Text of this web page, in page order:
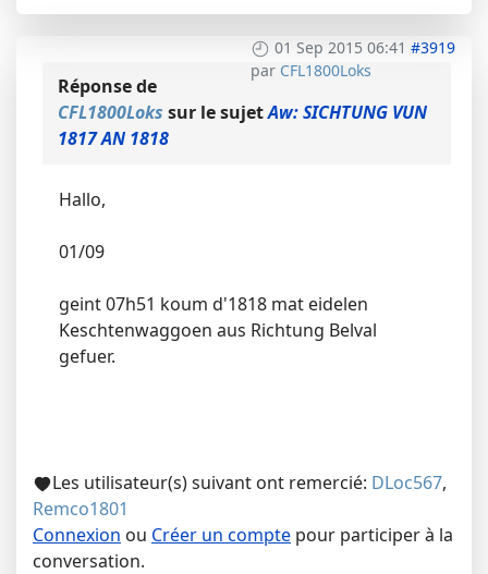
01 Sep 2015 06:41 #3919
par CFL1800Loks
Réponse de
CFL1800Loks sur le sujetAw: SICHTUNG VUN
1817 AN 1818
Hallo,
01/09
geint 07h51 koum d'1818 mat eidelen
Keschtenwaggoen aus Richtung Belval
gefuer.
Les utilisateur(s) suivant ont remercié: DLoc567,
Remco1801
Connexion ou Créer un compte pour participer à la
conversation.